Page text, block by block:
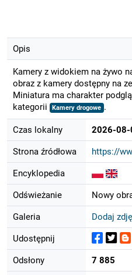
Opis
Kamery z widokiem na żywo
obraz z kamery dostępny na
Miniatura ma charakter
kategorii
Kamery drogowe .
Czas lokalny 2026-08-
Strona źródłowa https://
Encyklopedia
Odświeżanie Nowy
Galeria Dodaj
Udostępnij
Odsłony 7 885